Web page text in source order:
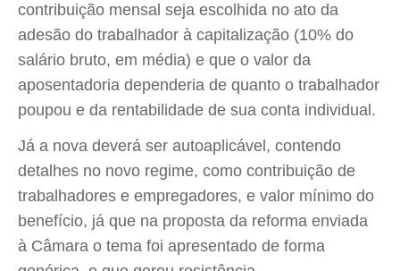
contribuição mensal seja escolhida no ato da
adesão do trabalhador à capitalização (10% do
salário bruto, em média) e que o valor da
aposentadoria dependeria de quanto o trabalhador
poupou e da rentabilidade de sua conta individual.
Já a nova deverá ser autoaplicável, contendo
detalhes no novo regime, como contribuição de
trabalhadores e empregadores, e valor mínimo do
benefício, já que na proposta da reforma enviada
à Câmara o tema foi apresentado de forma